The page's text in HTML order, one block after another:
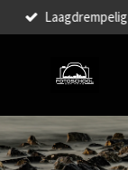
Laagdrempelig